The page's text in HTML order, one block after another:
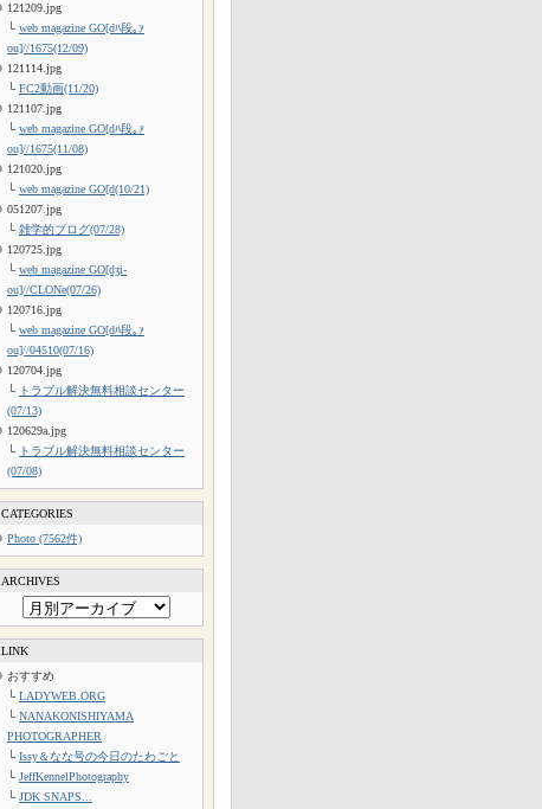
121209.jpg
└ web magazine GO[dﾊ段｡ｧ
ou]//1675(12/09)
121114.jpg
└ FC2動画(11/20)
121107.jpg
└ web magazine GO[dﾊ段｡ｧ
ou]//1675(11/08)
121020.jpg
└ web magazine GO[d(10/21)
051207.jpg
└ 雑学的ブログ(07/28)
120725.jpg
└ web magazine GO[dʒi-
ou]//CLONe(07/26)
120716.jpg
└ web magazine GO[dﾊ段｡ｧ
ou]//04510(07/16)
120704.jpg
└ トラブル解決無料相談センター
(07/13)
120629a.jpg
└ トラブル解決無料相談センター
(07/08)
CATEGORIES
Photo (7562件)
ARCHIVES
LINK
おすすめ
└ LADYWEB.ORG
└ NANAKONISHIYAMA
PHOTOGRAPHER
└ Issy＆なな号の今日のたわごと
└ JeffKennelPhotography
└ JDK SNAPS...